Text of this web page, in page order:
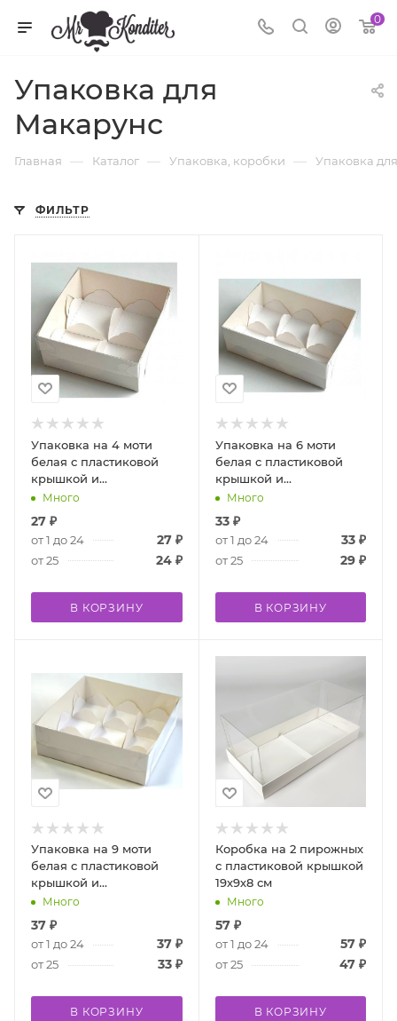
0
Упаковка для
Макарунс
Главная — Каталог — Упаковка, коробки — Упаковка
ФИЛЬТР
Упаковка на 4 моти
белая с пластиковой
крышкой и
ложементами
Много
27 ₽
от 1 до 24 27₽
от 25 24₽
В КОРЗИНУ
Упаковка на 6 моти
белая с пластиковой
крышкой и
ложементами
Много
33₽
от 1 до 24 33 ₽
от 25 29 ₽
В КОРЗИНУ
Упаковка на 9 моти
белая с пластиковой
крышкой и
ложементами
Много
37 ₽
от 1 до 24 37₽
от 25 33₽
В КОРЗИНУ
Коробка на 2 пирожных
с пластиковой крышкой
19х9х8 см
Много
57₽
от 1 до 24 57 ₽
от 25 47 ₽
В КОРЗИНУ